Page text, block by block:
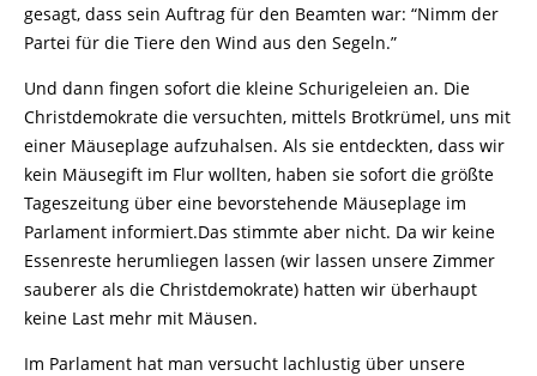
gesagt, dass sein Auftrag für den Beamten war: “Nimm der
Partei für die Tiere den Wind aus den Segeln.”
Und dann fingen sofort die kleine Schurigeleien an. Die
Christdemokrate die versuchten, mittels Brotkrümel, uns mit
einer Mäuseplage aufzuhalsen. Als sie entdeckten, dass wir
kein Mäusegift im Flur wollten, haben sie sofort die größte
Tageszeitung über eine bevorstehende Mäuseplage im
Parlament informiert.Das stimmte aber nicht. Da wir keine
Essenreste herumliegen lassen (wir lassen unsere Zimmer
sauberer als die Christdemokrate) hatten wir überhaupt
keine Last mehr mit Mäusen.
Im Parlament hat man versucht lachlustig über unsere